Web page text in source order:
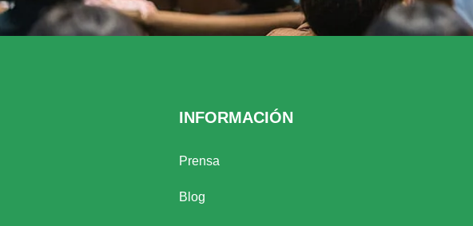
INFORMACIÓN
Prensa
Blog